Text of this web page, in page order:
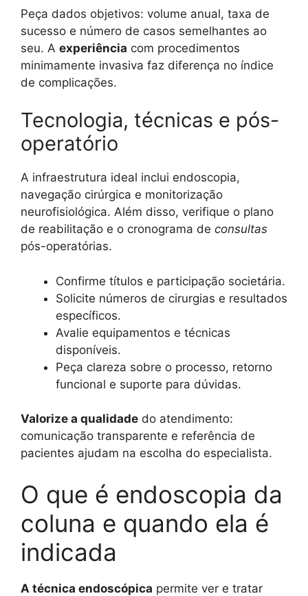
Peça dados objetivos: volume anual, taxa de
sucesso e número de casos semelhantes ao
seu. A experiência com procedimentos
minimamente invasiva faz diferença no índice
de complicações.
Tecnologia, técnicas e pós-
operatório
A infraestrutura ideal inclui endoscopia,
navegação cirúrgica e monitorização
neurofisiológica. Além disso, verifique o plano
de reabilitação e o cronograma de consultas
pós-operatórias.
Confirme títulos e participação societária.
Solicite números de cirurgias e resultados
específicos.
Avalie equipamentos e técnicas
disponíveis.
Peça clareza sobre o processo, retorno
funcional e suporte para dúvidas.
Valorize a qualidade do atendimento:
comunicação transparente e referência de
pacientes ajudam na escolha do especialista.
O que é endoscopia da
coluna e quando ela é
indicada
A técnica endoscópica permite ver e tratar